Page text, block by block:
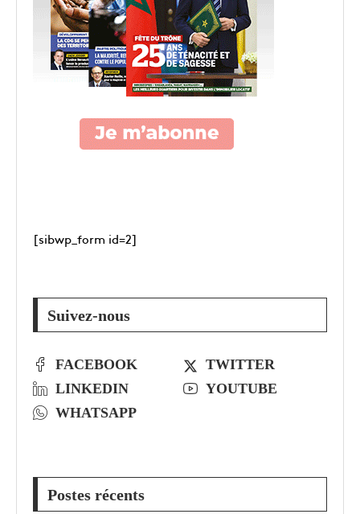
[sibwp_form id=2]
Suivez-nous
FACEBOOK
TWITTER
LINKEDIN
YOUTUBE
WHATSAPP
Postes récents